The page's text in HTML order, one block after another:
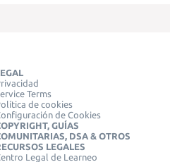
Terms
de cookies
de Cookies
GUÍAS
DSA & OTROS
LEGALES
Legal de Learneo